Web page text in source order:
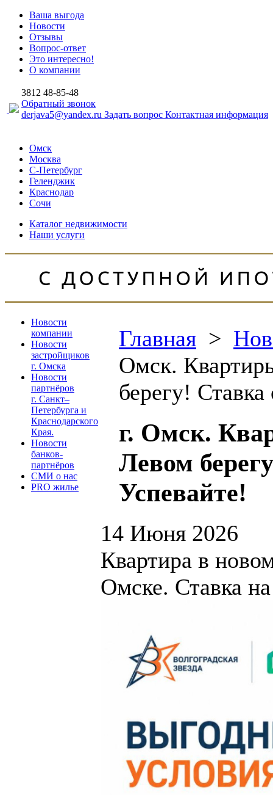
Ваша выгода
Новости
Отзывы
Вопрос-ответ
Это интересно!
О компании
3812 48-85-48
Обратный звонок
derjava5@yandex.ru Задать вопрос Контактная информация
Омск
Москва
С-Петербург
Геленджик
Краснодар
Сочи
Каталог недвижимости
Наши услуги
Новости
компании
Новости
застройщиков
г. Омска
Новости
партнёров
г. Санкт–
Петербурга и
Краснодарского
Края.
Новости
банков-
партнёров
СМИ о нас
PRO жилье
Главная >
Омск.
берегу!
г. Омск.
Левом
Успевайте!
14 Июня 2026
Квартира в
Омске. Ставка